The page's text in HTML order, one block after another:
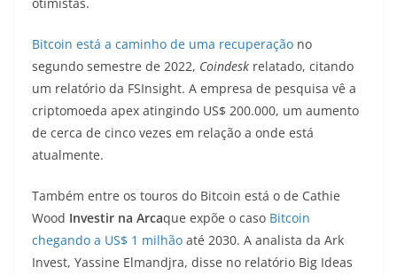
Bitcoin está a caminho de uma recuperação no
segundo semestre de 2022, Coindesk relatado, citando
um relatório da FSInsight. A empresa de pesquisa vê a
criptomoeda apex atingindo US$ 200.000, um aumento
de cerca de cinco vezes em relação a onde está
atualmente.
Também entre os touros do Bitcoin está o de Cathie
Wood Investir na Arcaque expõe o caso Bitcoin
chegando a US$ 1 milhão até 2030. A analista da Ark
Invest, Yassine Elmandjra, disse no relatório Big Ideas